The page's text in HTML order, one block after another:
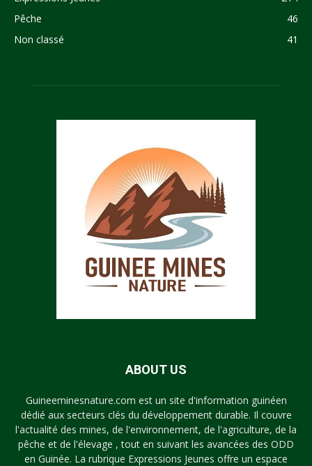
Pêche
46
Non classé
41
ABOUT US
Guineeminesnature.com est un site d'information guinéen
dédié aux secteurs clés du développement durable. Il couvre
l'actualité des mines, de l'environnement, de l'agriculture, de la
pêche et de l'élevage , tout en suivant les avancées des ODD
en Guinée. La rubrique Expressions Jeunes offre un espace